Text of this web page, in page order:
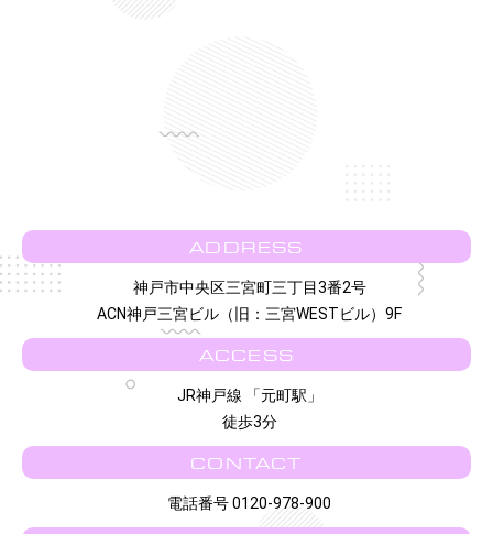
ADDRESS
神戸市中央区三宮町三丁目3番2号
ACN神戸三宮ビル（旧：三宮WESTビル）9F
ACCESS
JR神戸線 「元町駅」
徒歩3分
CONTACT
電話番号 0120-978-900